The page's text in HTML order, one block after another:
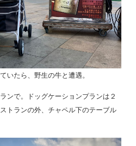
いたら、野生の牛と遭遇。
ンで。ドッグケーションプランは２
トランの外、チャペル下のテーブル